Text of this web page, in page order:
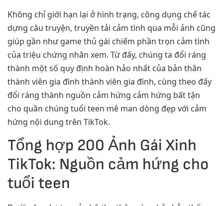
Không chỉ giới hạn lại ở hình trạng, công dụng chế tác
dựng câu truyện, truyền tải cảm tình qua mỗi ảnh cũng
giúp gần như game thủ gái chiếm phần trọn cảm tình
của triệu chứng nhân xem. Từ đấy, chúng ta đổi ráng
thành một số quy định hoàn hảo nhất của bản thân
thành viên gia đình thành viên gia đình, cùng theo đấy
đổi ráng thành nguồn cảm hứng cảm hứng bất tận
cho quần chúng tuổi teen mê man dòng đẹp với cảm
hứng nội dung trên TikTok.
Tổng hợp 200 Ảnh Gái Xinh
TikTok: Nguồn cảm hứng cho
tuổi teen